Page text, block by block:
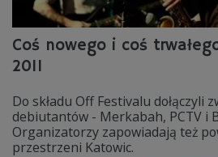
Coś nowego i coś
2011
Do składu Off Festivalu dołączyli
debiutantów - Merkabah, PCTV i
Organizatorzy zapowiadają też
przestrzeni Katowic.